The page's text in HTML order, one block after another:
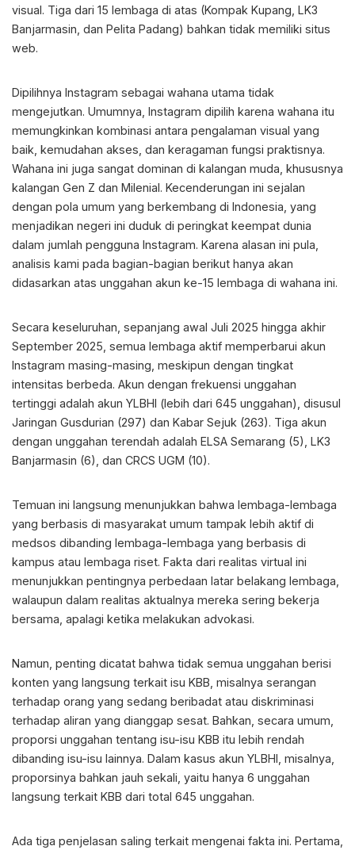
visual. Tiga dari 15 lembaga di atas (Kompak Kupang, LK3
Banjarmasin, dan Pelita Padang) bahkan tidak memiliki situs
web.
Dipilihnya Instagram sebagai wahana utama tidak
mengejutkan. Umumnya, Instagram dipilih karena wahana itu
memungkinkan kombinasi antara pengalaman visual yang
baik, kemudahan akses, dan keragaman fungsi praktisnya.
Wahana ini juga sangat dominan di kalangan muda, khususnya
kalangan Gen Z dan Milenial. Kecenderungan ini sejalan
dengan pola umum yang berkembang di Indonesia, yang
menjadikan negeri ini duduk di peringkat keempat dunia
dalam jumlah pengguna Instagram. Karena alasan ini pula,
analisis kami pada bagian-bagian berikut hanya akan
didasarkan atas unggahan akun ke-15 lembaga di wahana ini.
Secara keseluruhan, sepanjang awal Juli 2025 hingga akhir
September 2025, semua lembaga aktif memperbarui akun
Instagram masing-masing, meskipun dengan tingkat
intensitas berbeda. Akun dengan frekuensi unggahan
tertinggi adalah akun YLBHI (lebih dari 645 unggahan), disusul
Jaringan Gusdurian (297) dan Kabar Sejuk (263). Tiga akun
dengan unggahan terendah adalah ELSA Semarang (5), LK3
Banjarmasin (6), dan CRCS UGM (10).
Temuan ini langsung menunjukkan bahwa lembaga-lembaga
yang berbasis di masyarakat umum tampak lebih aktif di
medsos dibanding lembaga-lembaga yang berbasis di
kampus atau lembaga riset. Fakta dari realitas virtual ini
menunjukkan pentingnya perbedaan latar belakang lembaga,
walaupun dalam realitas aktualnya mereka sering bekerja
bersama, apalagi ketika melakukan advokasi.
Namun, penting dicatat bahwa tidak semua unggahan berisi
konten yang langsung terkait isu KBB, misalnya serangan
terhadap orang yang sedang beribadat atau diskriminasi
terhadap aliran yang dianggap sesat. Bahkan, secara umum,
proporsi unggahan tentang isu-isu KBB itu lebih rendah
dibanding isu-isu lainnya. Dalam kasus akun YLBHI, misalnya,
proporsinya bahkan jauh sekali, yaitu hanya 6 unggahan
langsung terkait KBB dari total 645 unggahan.
Ada tiga penjelasan saling terkait mengenai fakta ini. Pertama,